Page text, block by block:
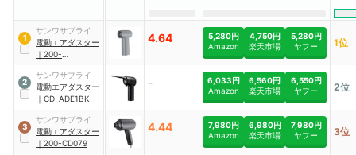
1
サンワサプライ
電動エアダスター
｜ 200-
4.64
5,280円
Amazon
4,750円
楽天市場
5,280円
ヤフー
1位
2
サンワサプライ
電動エアダスター
｜ CD-ADE1BK
-
6,033円
Amazon
6,560円
楽天市場
6,550円
ヤフー
2位
3
サンワサプライ
電動エアダスター
｜ 200-CD079
4.44
7,980円
Amazon
6,980円
楽天市場
7,980円
ヤフー
3位